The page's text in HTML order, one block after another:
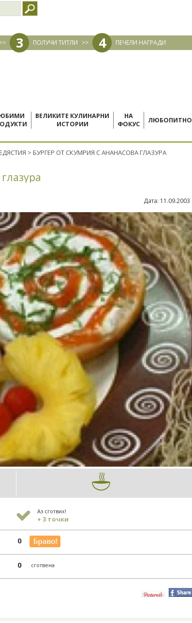
>> 3 ПОЛУЧИ ТИТЛИ >> 4 ПЕЧЕЛИ НАГРАДИ
ВЕЛИКИТЕ КУЛИНАРНИ
ИСТОРИИ
НА
ФОКУС
ЛЮБОПИТНО
> БУРГЕР ОТ СКУМРИЯ С АНАНАСОВА ГЛАЗУРА
Дата: 11.09.2003
Аз сготвих!
+ 3 точки
0
0 сготвена